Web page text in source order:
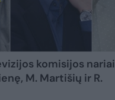
komisijos
M. Martišių ir R.